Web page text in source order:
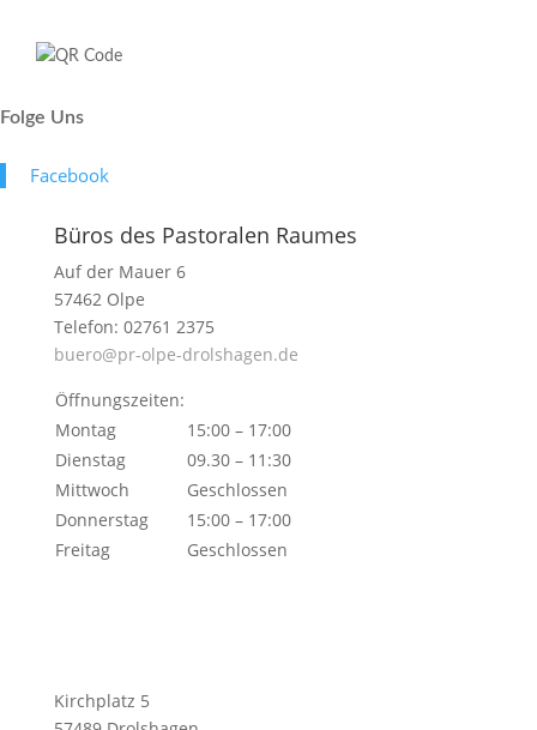
Folge Uns
Face­book
Büros des Pastoralen Raumes
Auf der Mauer 6
57462 Olpe
Telefon: 02761 2375
buero@pr-olpe-drolshagen.de
Öffnungszeiten:
Montag
15:00 – 17:00
Dienstag
09.30 – 11:30
Mittwoch
Geschlossen
Donnerstag
15:00 – 17:00
Freitag
Geschlossen
Kirchplatz 5